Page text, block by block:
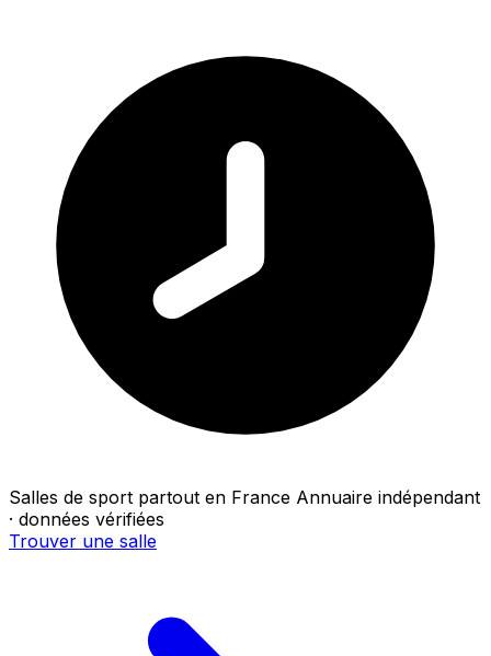
Salles de sport partout en France Annuaire indépendant
· données vérifiées
Trouver une salle